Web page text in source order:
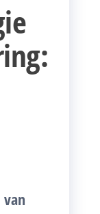
van